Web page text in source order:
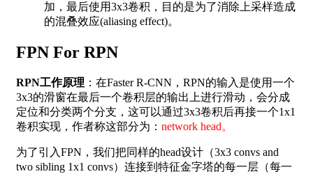
加，最后使用3x3卷积，目的是为了消除上采样造成
的混叠效应(aliasing effect)。
FPN For RPN
RPN工作原理 ：在Faster R-CNN，RPN的输入是使用一个
3x3的滑窗在最后一个卷积层的输出上进行滑动，会分成
定位和分类两个分支，这可以通过3x3卷积后再接一个1x1
卷积实现，作者称这部分为： network head。
为了引入FPN，我们把同样的head设计（3x3 convs and
two sibling 1x1 convs）连接到特征金字塔的每一层（每一